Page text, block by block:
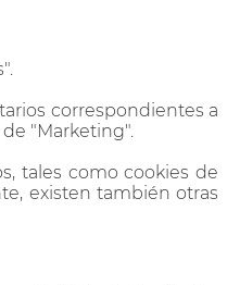
correspondientes a
"Marketing".
tales como cookies de
existen también otras